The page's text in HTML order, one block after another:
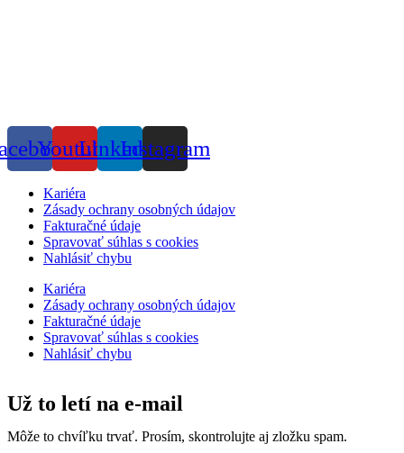
YoutubeLinkedinInstagram
Kariéra
Zásady ochrany osobných údajov
Fakturačné údaje
Spravovať súhlas s cookies
Nahlásiť chybu
Kariéra
Zásady ochrany osobných údajov
Fakturačné údaje
Spravovať súhlas s cookies
Nahlásiť chybu
Už to letí na e-mail
Môže to chvíľku trvať. Prosím, skontrolujte aj zložku spam.